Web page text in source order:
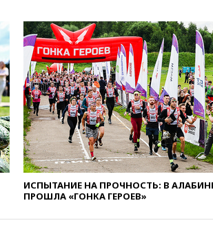
вчера, 22:15Путин
доклад о ситуации на
добропольском
вчера, 21:58
признала
РФ американский
Rights Foundation
вчера, 21:35
отменяет часть
и Геленджик
вчера, 21:25Руслан
выиграл золото
Европы в прыжках с 10-
ИСПЫТАНИЕ НА ПРОЧНОСТЬ: В
ПРОШЛА «ГОНКА ГЕРОЕВ»